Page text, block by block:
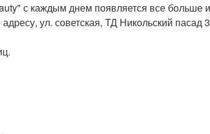
с каждым днем появляется все больше
ул. советская, ТД Никольский пасад